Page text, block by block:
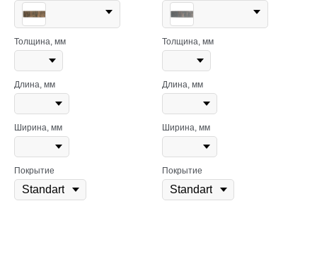
Толщина, мм
Длина, мм
Ширина, мм
Покрытие
Толщина, мм
Длина, мм
Ширина, мм
Покрытие